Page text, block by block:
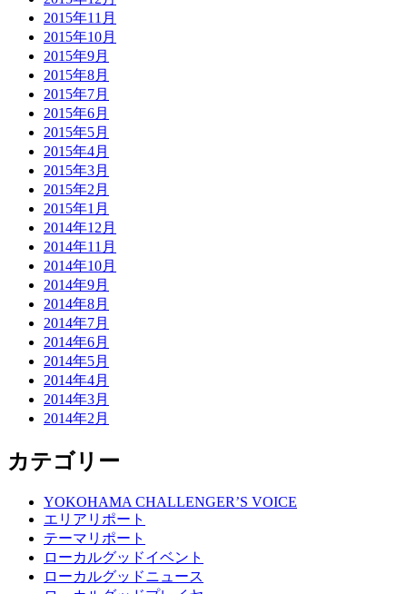
2015年11月
2015年10月
2015年9月
2015年8月
2015年7月
2015年6月
2015年5月
2015年4月
2015年3月
2015年2月
2015年1月
2014年12月
2014年11月
2014年10月
2014年9月
2014年8月
2014年7月
2014年6月
2014年5月
2014年4月
2014年3月
2014年2月
カテゴリー
YOKOHAMA CHALLENGER’S VOICE
エリアリポート
テーマリポート
ローカルグッドイベント
ローカルグッドニュース